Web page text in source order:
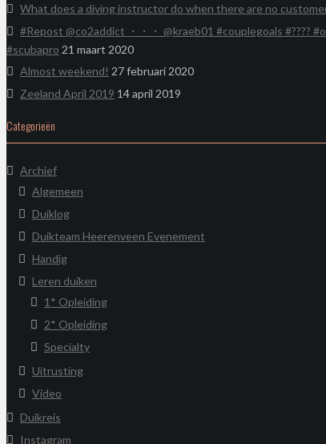
What does a diving instructor do when there are no
#Repost @co2addict ・・・ @kraeb01 #couplegoals
#scubapro 21 maart 2020
Almost weekend! 27 februari 2020
Zeeland April 2019 14 april 2019
Categorieën
Archief
Algemeen
Duiklog
Duikteam Heerenveen Evenement
Handig
Leren duiken
1* Opleiding
2* Opleiding
Specialty
Uitrusting
Video
Duikreis
Instagram